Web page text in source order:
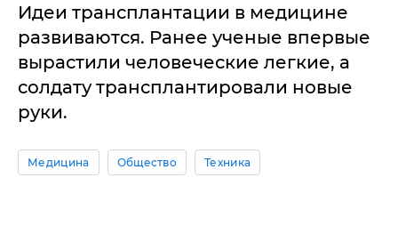
Идеи трансплантации в медицине
развиваются. Ранее ученые впервые
вырастили человеческие легкие, а
солдату трансплантировали новые
руки.
Медицина Общество Техника